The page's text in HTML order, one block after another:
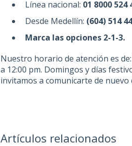
Línea nacional: 01 8000 524
Desde Medellín: (604) 514
Marca las opciones 2-1-3.
Nuestro horario de atención es de:
a 12:00 pm. Domingos y días
invitamos a comunicarte de
Artículos relacionados